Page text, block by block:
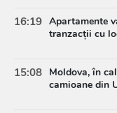
16:19 Apartamente
tranzacții cu
15:08 Moldova, în
camioane din